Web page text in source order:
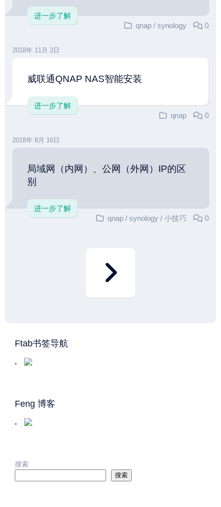
进一步了解
qnap / synology 0
2018年 11月 2日
威联通QNAP NAS智能安装
进一步了解
qnap
0
2018年 8月 16日
局域网（内网）、公网（外网）IP的区
别
进一步了解
qnap / synology / 小技巧 0
Ftab书签导航
Feng 博客
搜索
搜索